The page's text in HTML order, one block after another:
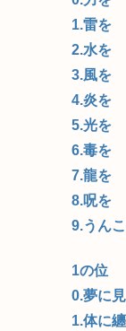
1.雷を
2.水を
3.風を
4.炎を
5.光を
6.毒を
7.龍を
8.呪を
9.うん
1の位
0.夢に
1.体に